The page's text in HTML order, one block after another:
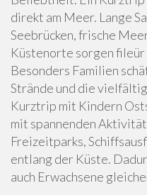
direkt am Meer. Lange
Seebrücken, frische
Küstenorte sorgen
Besonders Familien
Strände und die
Kurztrip mit Kindern
mit spannenden
Freizeitparks,
entlang der Küste.
auch Erwachsene